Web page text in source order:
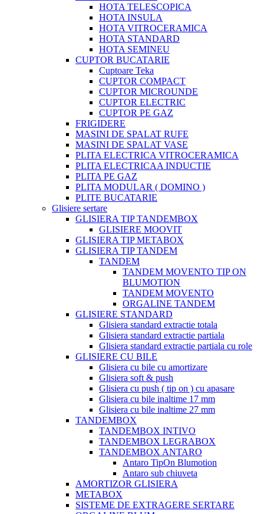
HOTA TELESCOPICA
HOTA INSULA
HOTA VITROCERAMICA
HOTA STANDARD
HOTA SEMINEU
CUPTOR BUCATARIE
Cuptoare Teka
CUPTOR COMPACT
CUPTOR MICROUNDE
CUPTOR ELECTRIC
CUPTOR PE GAZ
FRIGIDERE
MASINI DE SPALAT RUFE
MASINI DE SPALAT VASE
PLITA ELECTRICA VITROCERAMICA
PLITA ELECTRICAA INDUCTIE
PLITA PE GAZ
PLITA MODULAR ( DOMINO )
PLITE BUCATARIE
Glisiere sertare
GLISIERA TIP TANDEMBOX
GLISIERE MOOVIT
GLISIERA TIP METABOX
GLISIERA TIP TANDEM
TANDEM
TANDEM MOVENTO TIP ON
BLUMOTION
TANDEM MOVENTO
ORGALINE TANDEM
GLISIERE STANDARD
Glisiera standard extractie totala
Glisiera standard extractie partiala
Glisiera standard extractie partiala cu role
GLISIERE CU BILE
Glisiera cu bile cu amortizare
Glisiera soft & push
Glisiera cu push ( tip on ) cu apasare
Glisiera cu bile inaltime 17 mm
Glisiera cu bile inaltime 27 mm
TANDEMBOX
TANDEMBOX INTIVO
TANDEMBOX LEGRABOX
TANDEMBOX ANTARO
Antaro TipOn Blumotion
Antaro sub chiuveta
AMORTIZOR GLISIERA
METABOX
SISTEME DE EXTRAGERE SERTARE